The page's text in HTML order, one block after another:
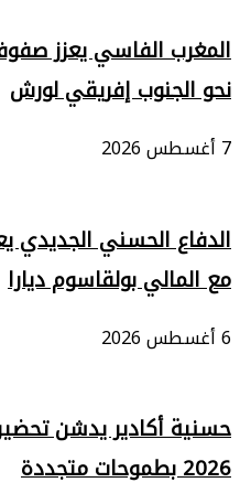
المغرب الفاسي يعزز
نحو الجنوب إفريقي لورش
7 أغسطس 2026
الدفاع الحسني الجديدي
مع المالي بولقاسوم ديارا
6 أغسطس 2026
2026 بطموحات متجددة